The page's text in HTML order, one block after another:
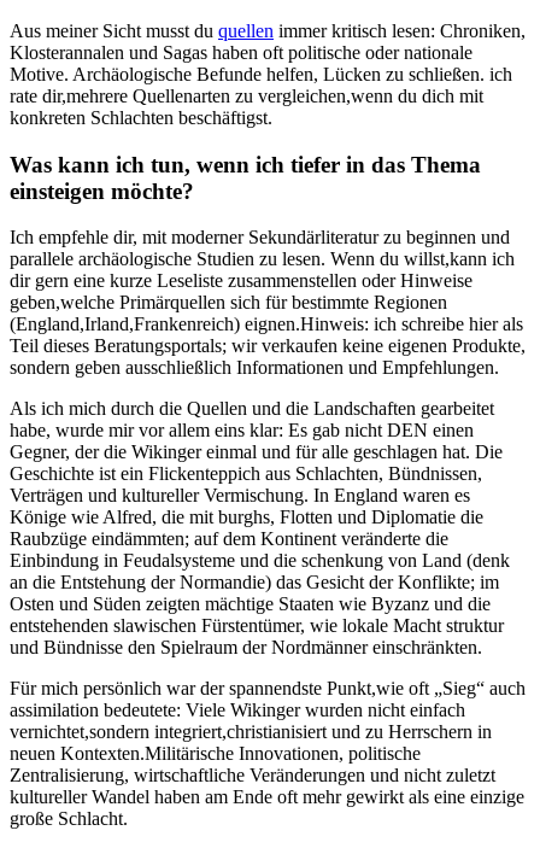
Aus meiner Sicht musst ​du quellen immer kritisch lesen: ⁣Chroniken,
Klosterannalen und Sagas haben oft politische oder nationale
Motive. Archäologische Befunde helfen, Lücken‍ zu schließen. ich
rate dir,mehrere⁢ Quellenarten zu vergleichen,wenn du dich mit
konkreten Schlachten⁢ beschäftigst.
Was kann ich ​tun,‍ wenn ich tiefer in das Thema
einsteigen möchte?
Ich empfehle dir, mit ⁣moderner‍ Sekundärliteratur​ zu beginnen und
parallele archäologische‍ Studien zu lesen. Wenn du willst,kann ich
dir ​gern eine kurze Leseliste zusammenstellen ‍oder ⁤Hinweise
geben,welche Primärquellen sich ⁤für bestimmte⁤ Regionen
(England,Irland,Frankenreich) ⁤eignen.Hinweis: ich​ schreibe⁤ hier‍ als
Teil dieses Beratungsportals; wir verkaufen‌ keine⁣ eigenen Produkte,
sondern geben ausschließlich⁢ Informationen⁢ und ​Empfehlungen.
Als ich ⁣mich durch die ⁣Quellen ⁣und die⁢ Landschaften gearbeitet
habe, wurde mir‍ vor allem eins ‌klar:⁣ Es gab nicht DEN einen
Gegner, der die ⁤Wikinger einmal und für alle ​geschlagen hat. Die
Geschichte ⁤ist ein Flickenteppich aus Schlachten, Bündnissen,
Verträgen ‌und ​kultureller Vermischung.​ In England waren es
Könige wie Alfred, die mit burghs,⁤ Flotten und Diplomatie⁣ die
‌Raubzüge eindämmten;⁤ auf dem ‍Kontinent ‍veränderte die
Einbindung ⁢in‍ Feudalsysteme und die schenkung von​ Land ⁣(denk
an die Entstehung der ⁣Normandie) das Gesicht der Konflikte; im
Osten⁣ und Süden zeigten mächtige Staaten wie Byzanz und die⁢
entstehenden slawischen⁤ Fürstentümer, wie ⁣lokale ⁣Macht struktur
und Bündnisse den Spielraum der Nordmänner einschränkten.
Für mich‌ persönlich war der spannendste‌ Punkt,wie oft⁢ „Sieg“ auch
assimilation bedeutete: Viele Wikinger wurden nicht einfach
vernichtet,sondern integriert,christianisiert und zu‌ Herrschern ‍in‍
neuen Kontexten.Militärische Innovationen, politische
Zentralisierung, wirtschaftliche Veränderungen und‌ nicht⁣ zuletzt
kultureller⁢ Wandel⁣ haben am ⁣Ende oft ⁣mehr gewirkt als eine⁣ einzige
⁢große Schlacht.